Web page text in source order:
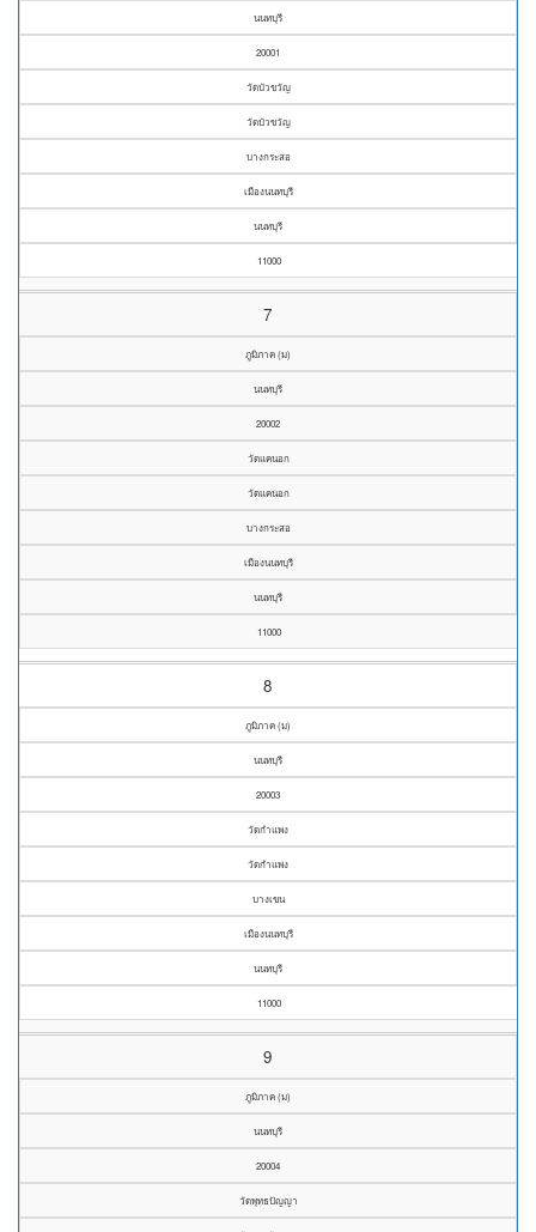
นนทบุรี
20001
วัดบัวขวัญ
วัดบัวขวัญ
บางกระสอ
เมืองนนทบุรี
นนทบุรี
11000
7
ภูมิภาค (ม)
นนทบุรี
20002
วัดแคนอก
วัดแคนอก
บางกระสอ
เมืองนนทบุรี
นนทบุรี
11000
8
ภูมิภาค (ม)
นนทบุรี
20003
วัดกำแพง
วัดกำแพง
บางเขน
เมืองนนทบุรี
นนทบุรี
11000
9
ภูมิภาค (ม)
นนทบุรี
20004
วัดพุทธปัญญา